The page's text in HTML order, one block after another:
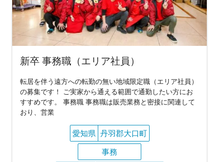
新卒 事務職（エリア社員）
転居を伴う遠方への転勤の無い地域限定職（エリア社員）
の募集です！ ご実家から通える範囲で通勤したい方にお
すすめです。 事務職 事務職は販売業務と密接に関連して
おり、営業
愛知県 丹羽郡大口町
事務